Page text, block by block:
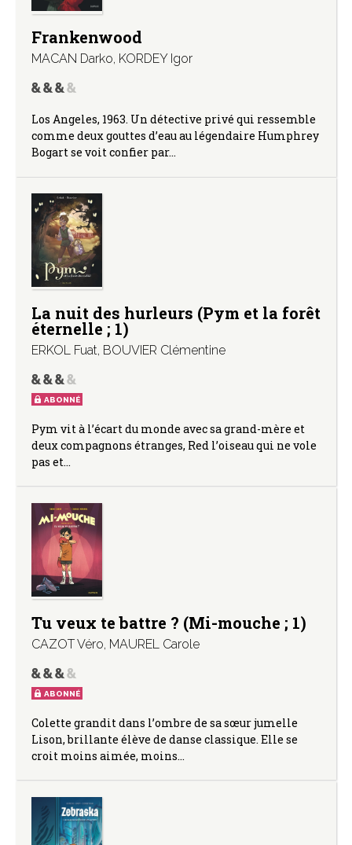
Frankenwood
MACAN Darko, KORDEY Igor
Los Angeles, 1963. Un détective privé qui ressemble
comme deux gouttes d’eau au légendaire Humphrey
Bogart se voit confier par…
La nuit des hurleurs (Pym et la forêt
éternelle ; 1)
ERKOL Fuat, BOUVIER Clémentine
ABONNÉ
Pym vit à l’écart du monde avec sa grand-mère et
deux compagnons étranges, Red l’oiseau qui ne vole
pas et…
Tu veux te battre ? (Mi-mouche ; 1)
CAZOT Véro, MAUREL Carole
ABONNÉ
Colette grandit dans l’ombre de sa sœur jumelle
Lison, brillante élève de danse classique. Elle se
croit moins aimée, moins…